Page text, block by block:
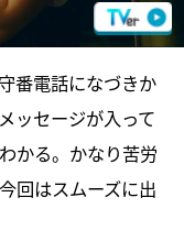
番電話になづきか
ッセージが入って
かる。かなり苦労
回はスムーズに出